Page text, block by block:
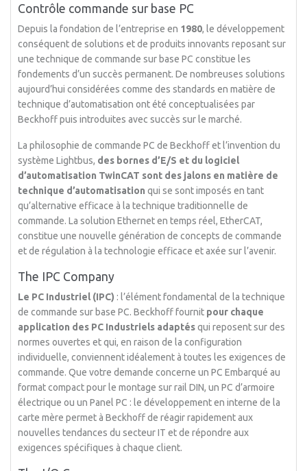
Contrôle commande sur base PC
Depuis la fondation de l’entreprise en 1980, le développement
conséquent de solutions et de produits innovants reposant sur
une technique de commande sur base PC constitue les
fondements d’un succès permanent. De nombreuses solutions
aujourd’hui considérées comme des standards en matière de
technique d’automatisation ont été conceptualisées par
Beckhoff puis introduites avec succès sur le marché.
La philosophie de commande PC de Beckhoff et l’invention du
système Lightbus, des bornes d’E/S et du logiciel
d’automatisation TwinCAT sont des jalons en matière de
technique d’automatisation qui se sont imposés en tant
qu’alternative efficace à la technique traditionnelle de
commande. La solution Ethernet en temps réel, EtherCAT,
constitue une nouvelle génération de concepts de commande
et de régulation à la technologie efficace et axée sur l’avenir.
The IPC Company
Le PC Industriel (IPC) : l’élément fondamental de la technique
de commande sur base PC. Beckhoff fournit pour chaque
application des PC Industriels adaptésqui reposent sur des
normes ouvertes et qui, en raison de la configuration
individuelle, conviennent idéalement à toutes les exigences de
commande. Que votre demande concerne un PC Embarqué au
format compact pour le montage sur rail DIN, un PC d’armoire
électrique ou un Panel PC : le développement en interne de la
carte mère permet à Beckhoff de réagir rapidement aux
nouvelles tendances du secteur IT et de répondre aux
exigences spécifiques à chaque client.